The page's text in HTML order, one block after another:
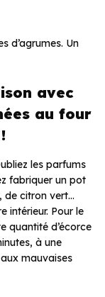
d’agrumes. Un
avec
au four
les parfums
fabriquer un pot
de citron vert…
intérieur. Pour le
quantité d’écorce
à une
mauvaises